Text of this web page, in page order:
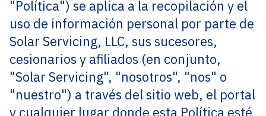
"Política") se aplica a la recopilación y el
uso de información personal por parte de
Solar Servicing, LLC, sus sucesores,
cesionarios y afiliados (en conjunto,
"Solar Servicing", "nosotros", "nos" o
"nuestro") a través del sitio web, el portal
y cualquier lugar donde esta Política esté